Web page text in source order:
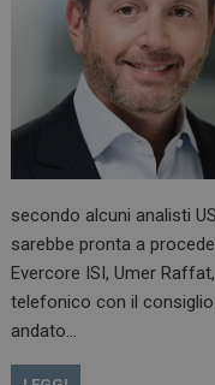
secondo alcuni analisti
sarebbe pronta a
Evercore ISI, Umer
telefonico con il consiglio
andato…